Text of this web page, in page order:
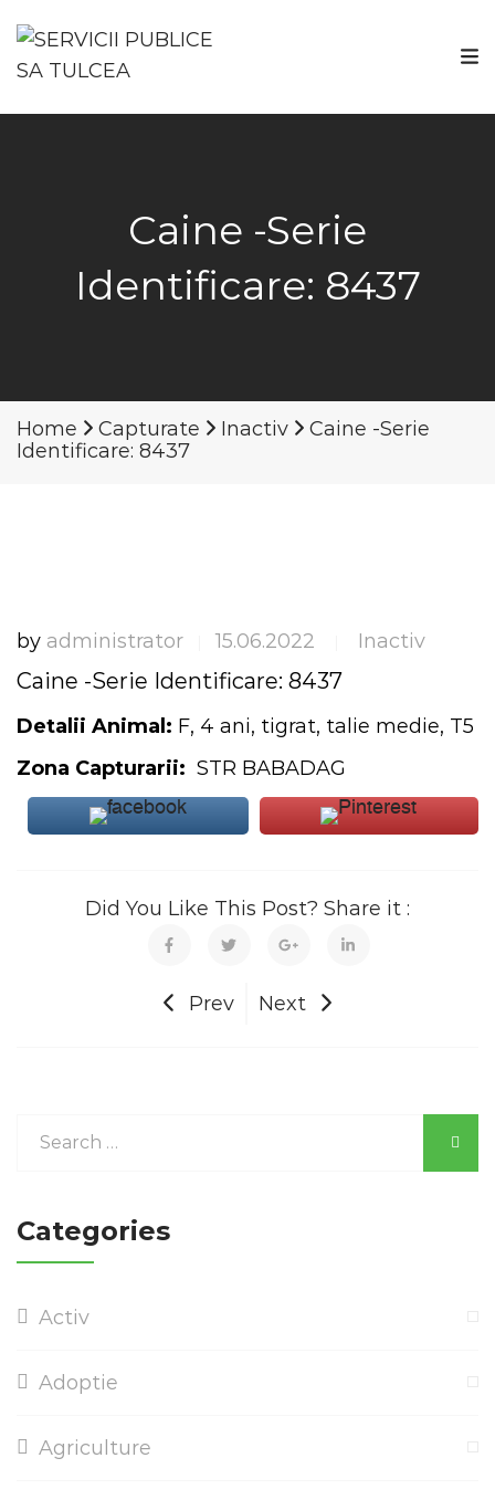
Caine -Serie
Identificare: 8437
Home Capturate Inactiv
Caine -Serie
Identificare: 8437
by administrator 15.06.2022 Inactiv
Caine -Serie Identificare: 8437
Detalii Animal: F, 4 ani, tigrat, talie medie, T5
Zona Capturarii: STR BABADAG
Did You Like This Post? Share it :
Prev Next
Categories
Activ
Adoptie
Agriculture